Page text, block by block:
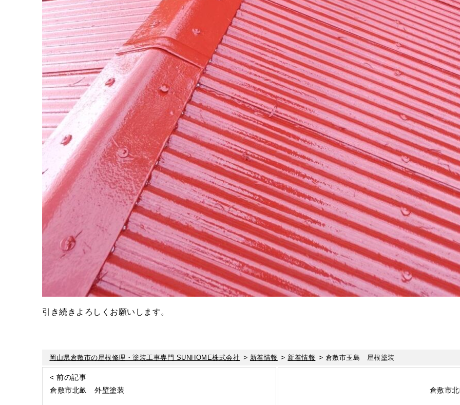
引き続きよろしくお願いします。
岡山県倉敷市の屋根修理・塗装工事専門 SUNHOME株式会社 > 新着情報 > 新着情報 > 倉敷市玉島 屋根塗装
< 前の記事
倉敷市北畝 外壁塗装
倉敷市